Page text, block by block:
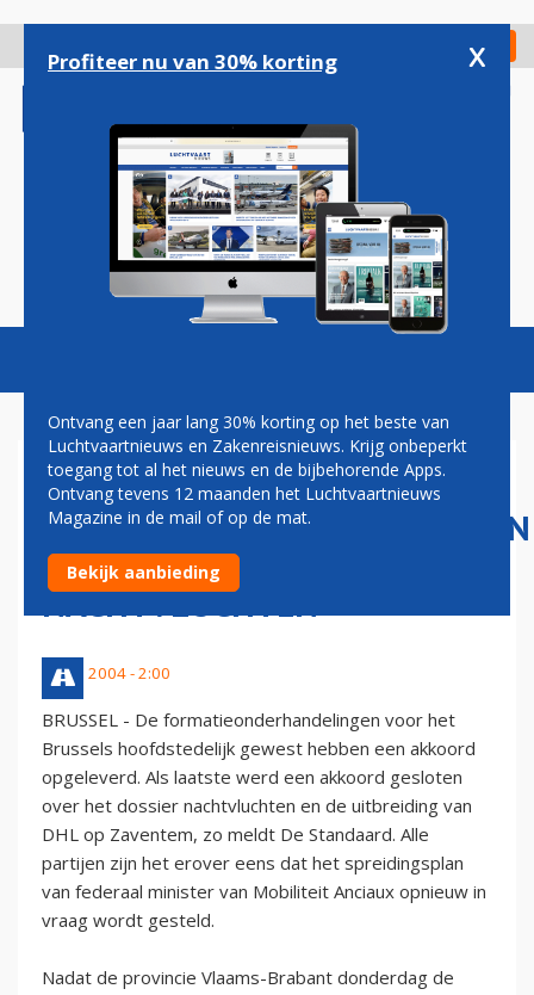
gaan
Check in
Magazine Podcasts Vacatures
EINDE BRUSSELSE
FORMATIEONDERHANDELINGEN
NA AKKOORD
NACHTVLUCHTEN
11 juli 2004 - 2:00
BRUSSEL - De formatieonderhandelingen voor het
Brussels hoofdstedelijk gewest hebben een akkoord
opgeleverd. Als laatste werd een akkoord gesloten
over het dossier nachtvluchten en de uitbreiding van
DHL op Zaventem, zo meldt De Standaard. Alle
partijen zijn het erover eens dat het spreidingsplan
van federaal minister van Mobiliteit Anciaux opnieuw in
vraag wordt gesteld.
Nadat de provincie Vlaams-Brabant donderdag de
Profiteer nu van 30% korting x
Ontvang een jaar lang 30% korting op het beste van
Luchtvaartnieuws en Zakenreisnieuws. Krijg onbeperkt
toegang tot al het nieuws en de bijbehorende Apps.
Ontvang tevens 12 maanden het Luchtvaartnieuws
Magazine in de mail of op de mat.
Bekijk aanbieding